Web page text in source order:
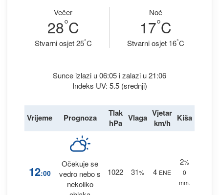
Večer
28°C
Stvarni osjet 25°C
Noć
17°C
Stvarni osjet 16°C
Sunce izlazi u 06:05 i zalazi u 21:06
Indeks UV: 5.5 (srednji)
Vrijeme Prognoza
Tlak
hPa Vlaga Vjetar
km/h
Kiša
12:00
Očekuje se
vedro nebo s
nekoliko
1022 31% 4 ENE
2%
0
mm.